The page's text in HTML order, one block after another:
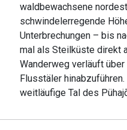
waldbewachsene
schwindelerregende
Unterbrechungen – bis
mal als Steilküste direkt
Wanderweg verläuft
Flusstäler
weitläufige Tal des